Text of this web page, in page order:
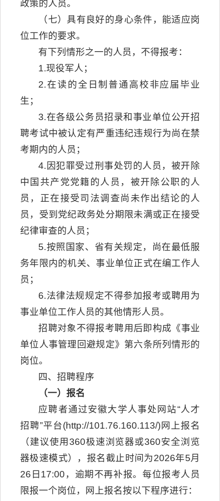
政策的人员。
（七）具有良好的身心条件，能适应岗
位工作的要求。
有下列情形之一的人员，不得报考：
1.现役军人；
2.在读的全日制普通高校非应届毕业
生；
3.在各级公务员招录和事业单位公开招
聘考试中被认定有严重违纪违规行为尚在禁
考期内的人员；
4.因犯罪受过刑事处罚的人员，被开除
中国共产党党籍的人员，被开除公职的人
员，正在接受司法调查尚未作出结论的人
员，受到党纪政务处分期限未满或正在接受
纪律审查的人员；
5.按照国家、省有关规定，尚在最低服
务年限内的机关、事业单位正式在编工作人
员；
6.法律法规规定不得参加报考或聘用为
事业单位工作人员的其他情形人员。
招聘对象不得报考聘用后即构成《事业
单位人事管理回避规定》第六条所列情形的
岗位。
四、招聘程序
（一）报名
应聘者通过安徽大学人事处网站“人才
招聘”平台(http://101.76.160.113/)网上报名
（建议使用360极速浏览器或360安全浏览
器极速模式），报名截止时间为2026年5月
26日17:00，逾期不再补报。每位报考人员
限报一个岗位，网上报名按以下程序进行：